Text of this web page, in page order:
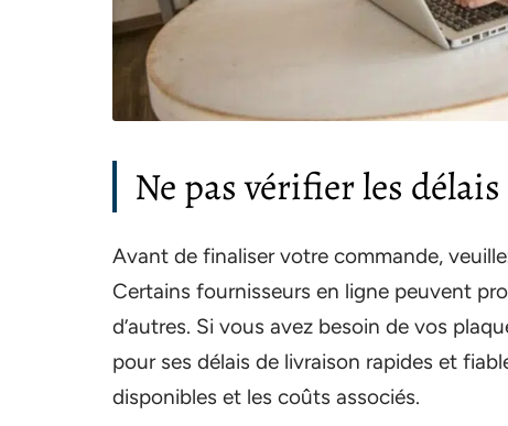
Ne pas vérifier les
Avant de finaliser votre commande,
Certains fournisseurs en ligne peuvent
d’autres. Si vous avez besoin de vos
pour ses délais de livraison rapides et
disponibles et les coûts associés.